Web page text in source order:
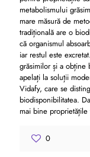
metabolismului
mare măsură de
tradițională are o
că organismul
iar restul este
grăsimilor și a obține
apelați la soluții
Vidafy, care se
biodisponibilitatea.
mai bine proprietățile
0